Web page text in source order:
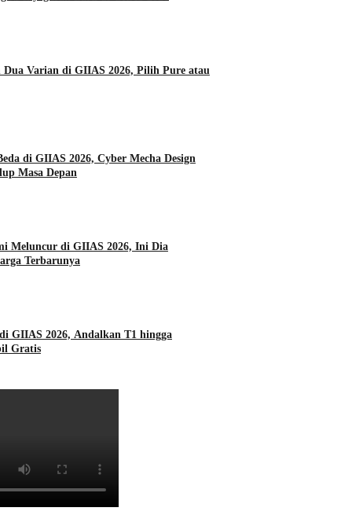
Varian di GIIAS 2026, Pilih Pure atau
di GIIAS 2026, Cyber Mecha Design
Masa Depan
Meluncur di GIIAS 2026, Ini Dia
Terbarunya
GIIAS 2026, Andalkan T1 hingga
Gratis